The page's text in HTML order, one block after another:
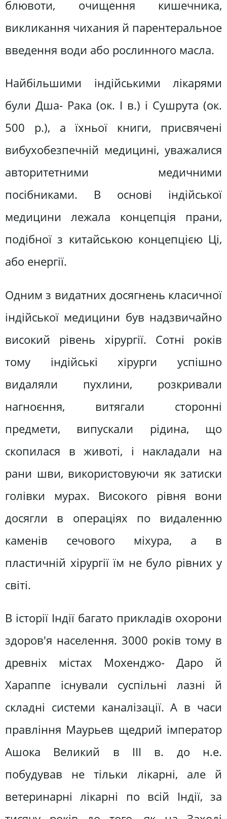
блювоти, очищення кишечника,
викликання чихания й парентеральное
введення води або рослинного масла.
Найбільшими індійськими лікарями
були Дша- Рака (ок. І в.) і Сушрута (ок.
500 р.), а їхньої книги, присвячені
вибухобезпечній медицині, уважалися
авторитетними медичними
посібниками. В основі індійської
медицини лежала концепція прани,
подібної з китайською концепцією Ці,
або енергії.
Одним з видатних досягнень класичної
індійської медицини був надзвичайно
високий рівень хірургії. Сотні років
тому індійські хірурги успішно
видаляли пухлини, розкривали
нагноєння, витягали сторонні
предмети, випускали рідина, що
скопилася в животі, і накладали на
рани шви, використовуючи як затиски
голівки мурах. Високого рівня вони
досягли в операціях по видаленню
каменів сечового міхура, а в
пластичній хірургії їм не було рівних у
світі.
В історії Індії багато прикладів охорони
здоров'я населення. 3000 років тому в
древніх містах Мохенджо- Даро й
Хараппе існували суспільні лазні й
складні системи каналізації. А в часи
правління Маурьев щедрий імператор
Ашока Великий в ІІІ в. до н.е.
побудував не тільки лікарні, але й
ветеринарні лікарні по всій Індії, за